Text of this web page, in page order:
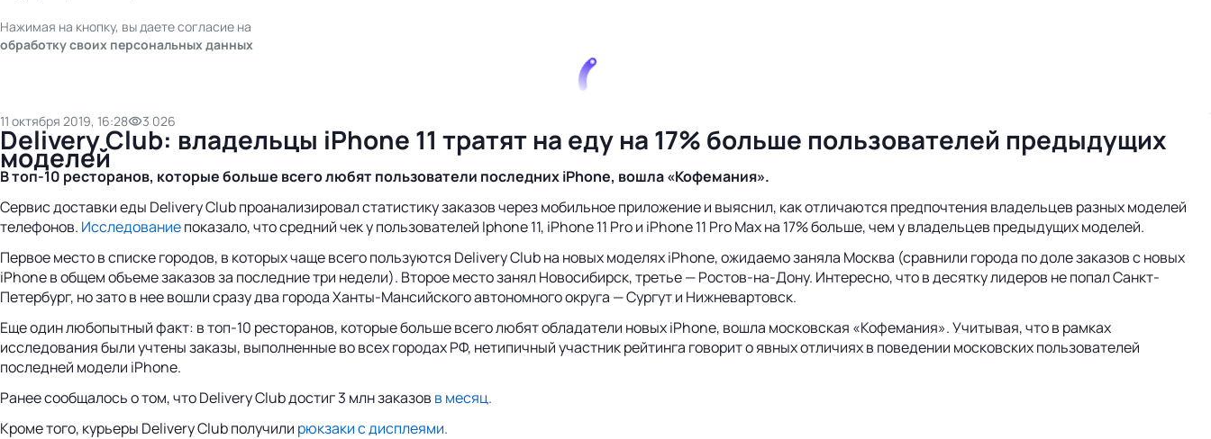
Нажимая на кнопку, вы даете согласие на
обработку своих персональных данных
11 октября 2019, 16:28 3 026
Delivery Club: владельцы iPhone 11 тратят на еду на 17% больше пользователей предыдущих
моделей
Втоп-10 ресторанов, которые больше всего любят пользователи последних iPhone, вошла «Кофемания».
Сервис доставки еды Delivery Club проанализировал статистику заказов через мобильное приложение и выяснил, как отличаются предпочтения владельцев разных моделей
телефонов. Исследованиепоказало, что средний чек у пользователей Iphone 11, iPhone 11 Pro и iPhone 11 Pro Max на 17% больше, чем у владельцев предыдущих моделей.
Первое место в списке городов, в которых чаще всего пользуются Delivery Club на новых моделях iPhone, ожидаемо заняла Москва (сравнили города по доле заказов с новых
iPhone в общем объеме заказов за последние три недели). Второе место занял Новосибирск, третье — Ростов-на-Дону. Интересно, что в десятку лидеров не попал Санкт-
Петербург, но зато в нее вошли сразу два города Ханты-Мансийского автономного округа — Сургут и Нижневартовск.
Еще один любопытный факт: в топ-10 ресторанов, которые больше всего любят обладатели новых iPhone, вошла московская «Кофемания». Учитывая, что в рамках
исследования были учтены заказы, выполненные во всех городах РФ, нетипичный участник рейтинга говорит о явных отличиях в поведении московских пользователей
последней модели iPhone.
Ранее сообщалось о том, что Delivery Club достиг 3 млн заказов в месяц.
Кроме того, курьеры Delivery Club получили рюкзаки с дисплеями.